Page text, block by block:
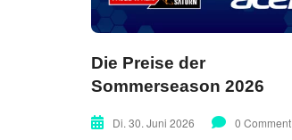
Die Preise der
Sommerseason 2026
Di. 30. Juni 2026 0 Comment